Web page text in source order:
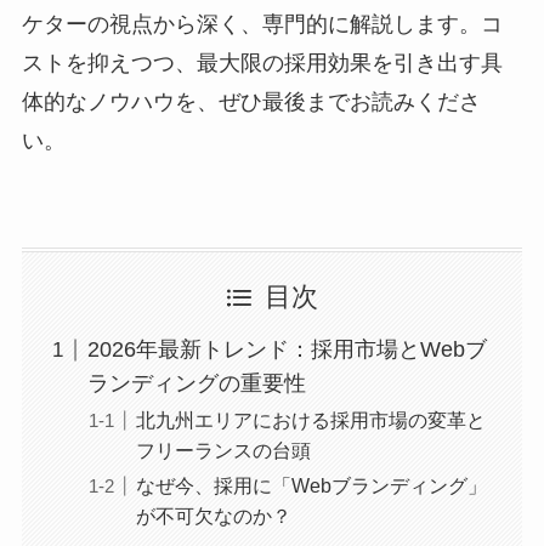
ケターの視点から深く、専門的に解説します。コ
ストを抑えつつ、最大限の採用効果を引き出す具
体的なノウハウを、ぜひ最後までお読みくださ
い。
目次
2026年最新トレンド：採用市場とWebブ
ランディングの重要性
北九州エリアにおける採用市場の変革と
フリーランスの台頭
なぜ今、採用に「Webブランディング」
が不可欠なのか？